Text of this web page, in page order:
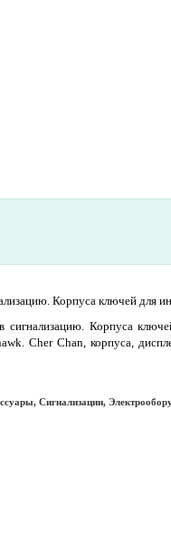
Корпуса ключей для
Корпуса
Cher Chan, корпуса,
Сигнализации,